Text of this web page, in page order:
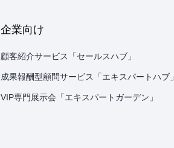
企業向け
顧客紹介サービス「セールスハブ」
成果報酬型顧問サービス「エキスパートハブ」
VIP専門展示会「エキスパートガーデン」